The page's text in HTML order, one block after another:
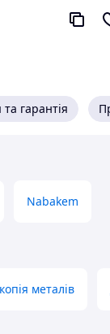
гарантія
Nabakem
металів